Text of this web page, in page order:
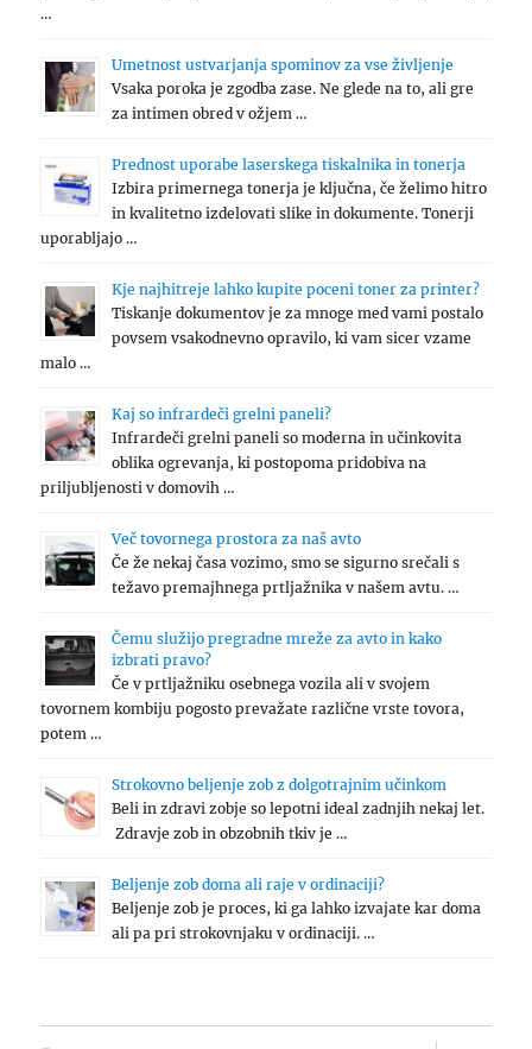
…
Umetnost ustvarjanja spominov za vse življenje
Vsaka poroka je zgodba zase. Ne glede na to, ali gre
za intimen obred v ožjem …
Prednost uporabe laserskega tiskalnika in tonerja
Izbira primernega tonerja je ključna, če želimo hitro
in kvalitetno izdelovati slike in dokumente. Tonerji
uporabljajo …
Kje najhitreje lahko kupite poceni toner za printer?
Tiskanje dokumentov je za mnoge med vami postalo
povsem vsakodnevno opravilo, ki vam sicer vzame
malo …
Kaj so infrardeči grelni paneli?
Infrardeči grelni paneli so moderna in učinkovita
oblika ogrevanja, ki postopoma pridobiva na
priljubljenosti v domovih …
Več tovornega prostora za naš avto
Če že nekaj časa vozimo, smo se sigurno srečali s
težavo premajhnega prtljažnika v našem avtu. …
Čemu služijo pregradne mreže za avto in kako
izbrati pravo?
Če v prtljažniku osebnega vozila ali v svojem
tovornem kombiju pogosto prevažate različne vrste tovora,
potem …
Strokovno beljenje zob z dolgotrajnim učinkom
Beli in zdravi zobje so lepotni ideal zadnjih nekaj let.
Zdravje zob in obzobnih tkiv je …
Beljenje zob doma ali raje v ordinaciji?
Beljenje zob je proces, ki ga lahko izvajate kar doma
ali pa pri strokovnjaku v ordinaciji. …